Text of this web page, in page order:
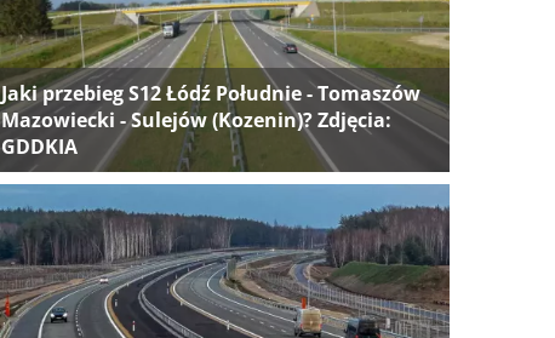
Jaki przebieg S12 Łódź Południe - Tomaszów
Mazowiecki - Sulejów (Kozenin)? Zdjęcia:
GDDKIA